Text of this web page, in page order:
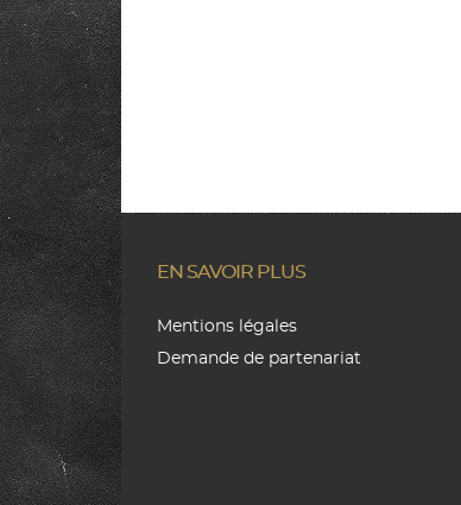
EN SAVOIR PLUS
Mentions légales
Demande de partenariat